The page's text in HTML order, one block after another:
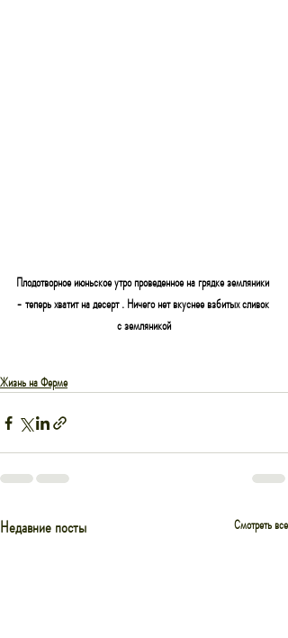
Плодотворное июньское утро проведенное на грядке земляники
- теперь хватит на десерт . Ничего нет вкуснее взбитых сливок
с земляникой
Жизнь на Ферме
Недавние посты Смотреть все